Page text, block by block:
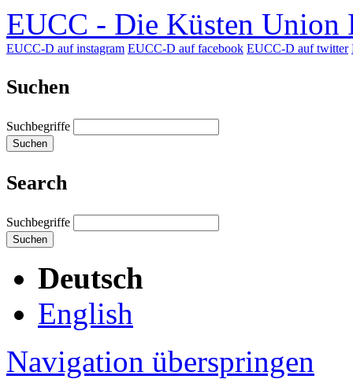
EUCC - Die Küsten Union
EUCC-D auf instagram EUCC-D auf facebook EUCC-D auf twitter
Suchen
Suchbegriffe
Suchen
Search
Suchbegriffe
Suchen
Deutsch
English
Navigation überspringen